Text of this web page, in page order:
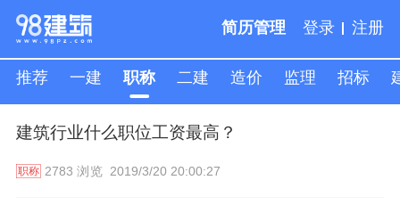
简历管理 登录 注册
推荐 一建 职称 二建 造价 监理 招标
建筑行业什么职位工资最高？
职称 2783 浏览 2019/3/20 20:00:27
人才专线,请致电:13121787057